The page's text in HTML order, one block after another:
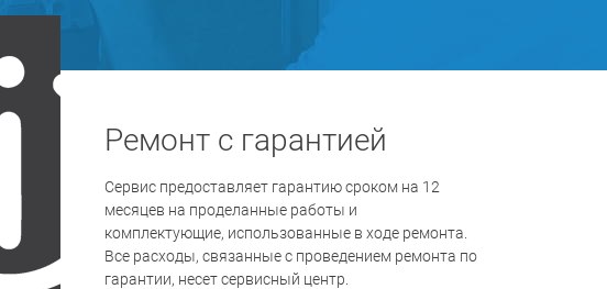
Ремонт с гарантией
Сервис предоставляет гарантию сроком на 12
месяцев на проделанные работы и
комплектующие, использованные в ходе ремонта.
Все расходы, связанные с проведением ремонта по
гарантии, несет сервисный центр.